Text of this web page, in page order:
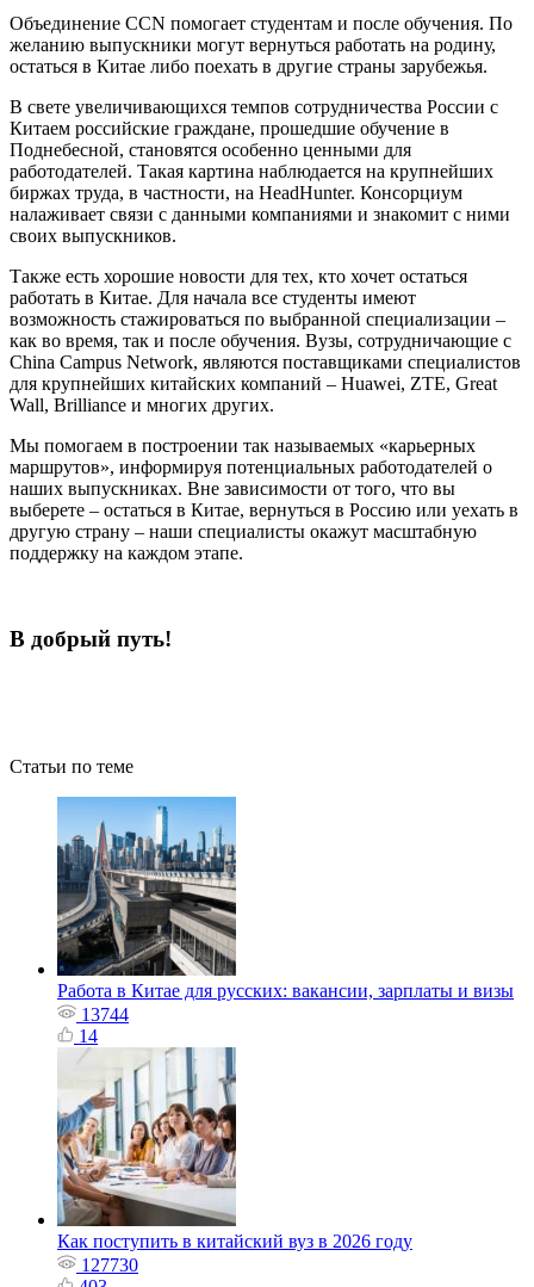
Объединение CCN помогает студентам и после обучения. По
желанию выпускники могут вернуться работать на родину,
остаться в Китае либо поехать в другие страны зарубежья.
В свете увеличивающихся темпов сотрудничества России с
Китаем российские граждане, прошедшие обучение в
Поднебесной, становятся особенно ценными для
работодателей. Такая картина наблюдается на крупнейших
биржах труда, в частности, на HeadHunter. Консорциум
налаживает связи с данными компаниями и знакомит с ними
своих выпускников.
Также есть хорошие новости для тех, кто хочет остаться
работать в Китае. Для начала все студенты имеют
возможность стажироваться по выбранной специализации –
как во время, так и после обучения. Вузы, сотрудничающие с
China Campus Network, являются поставщиками специалистов
для крупнейших китайских компаний – Huawei, ZTE, Great
Wall, Brilliance и многих других.
Мы помогаем в построении так называемых «карьерных
маршрутов», информируя потенциальных работодателей о
наших выпускниках. Вне зависимости от того, что вы
выберете – остаться в Китае, вернуться в Россию или уехать в
другую страну – наши специалисты окажут масштабную
поддержку на каждом этапе.
В добрый путь!
Статьи по теме
Работа в Китае для русских: вакансии, зарплаты и визы
13744
14
Как поступить в китайский вуз в 2026 году
127730